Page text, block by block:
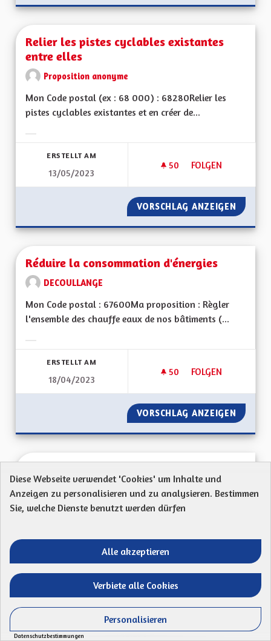
Relier les pistes cyclables existantes
entre elles
Proposition anonyme
Mon Code postal (ex : 68 000) : 68280Relier les
pistes cyclables existantes et en créer de...
ERSTELLT AM
13/05/2023
50 50 FOLLOWER
FOLGEN
RELIER LES
VORSCHLAG ANZEIGEN
Réduire la consommation d'énergies
DECOULLANGE
Mon Code postal : 67600Ma proposition : Règler
l'ensemble des chauffe eaux de nos bâtiments (...
ERSTELLT AM
18/04/2023
50 50 FOLLOWER
FOLGEN
RÉDUIRE LA
VORSCHLAG ANZEIGEN
Assemblée volontaire service civique 2022
A l’attention des élus de la CeA, à l’occasion de
Ergebnisse nach Kategorie filtern:
21/04/2023 RÉDUCTION DES
VORSCHLAG ANZEIGEN
Diese Webseite verwendet 'Cookies' um Inhalte und
Anzeigen zu personalisieren und zu analysieren. Bestimmen
Sie, welche Dienste benutzt werden dürfen
Alle akzeptieren
Verbiete alle Cookies
Personalisieren
Datenschutzbestimmungen